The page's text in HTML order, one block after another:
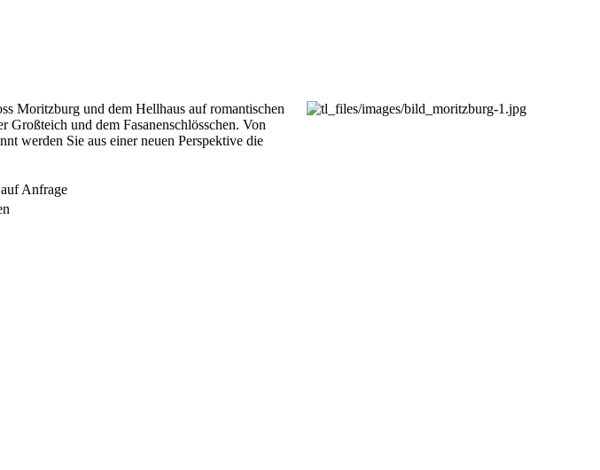
Moritzburg und dem Hellhaus auf romantischen
und dem Fasanenschlösschen. Von
werden Sie aus einer neuen Perspektive die
Anfrage